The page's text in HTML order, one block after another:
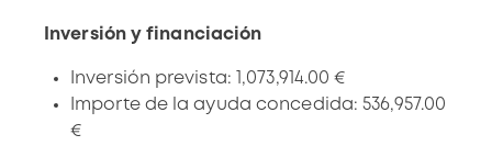
Inversión y financiación
Inversión prevista: 1,073,914.00 €
Importe de la ayuda concedida: 536,957.00
€